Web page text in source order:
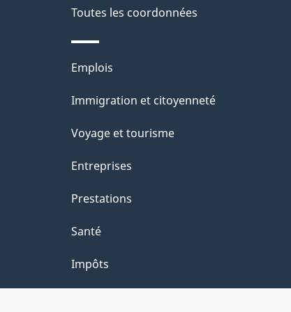
a
i
l
d
e
l
p
a
g
e
Toutes les coordonnées
Thèmes
et
Emplois
Immigration et citoyenneté
Voyage et tourisme
Entreprises
Prestations
Santé
Impôts